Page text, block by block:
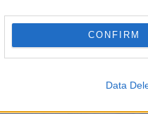
CONFIRM
Data